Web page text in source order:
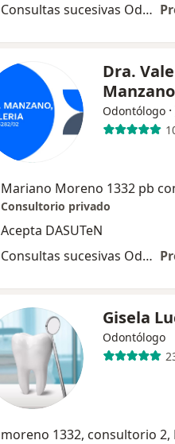
Consultas sucesivas Odontología
Dra.
Manzano
Odontólogo ·
Consultorio privado
Acepta DASUTeN
Consultas sucesivas Odontología
Gisela
Odontólogo
moreno 1332, consultorio 2,